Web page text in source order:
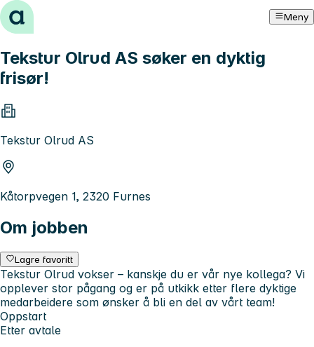
Hopp til innhold Meny
Tekstur Olrud AS søker en dyktig
frisør!
Tekstur Olrud AS
Kåtorpvegen 1, 2320 Furnes
Om jobben
Lagre favoritt
Tekstur Olrud vokser – kanskje du er vår nye kollega? Vi
opplever stor pågang og er på utkikk etter flere dyktige
medarbeidere som ønsker å bli en del av vårt team!
Oppstart
Etter avtale